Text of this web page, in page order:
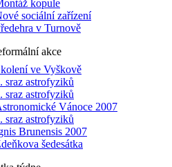
kopule
sociální zařízení
v Turnově
akce
ve Vyškově
sraz astrofyziků
sraz astrofyziků
Vánoce 2007
sraz astrofyziků
Brunensis 2007
šedesátka